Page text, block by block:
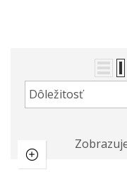
Dôležitosť